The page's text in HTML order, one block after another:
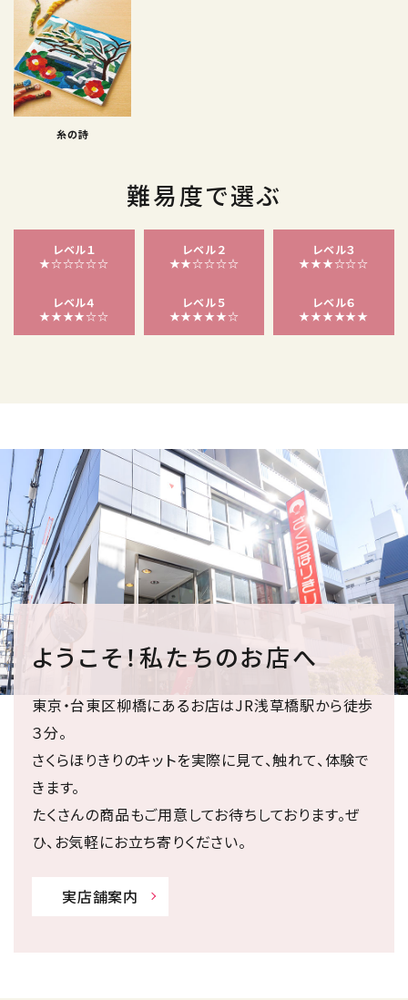
糸の詩
難易度で選ぶ
レベル１
★☆☆☆☆☆
レベル２
★★☆☆☆☆
レベル３
★★★☆☆☆
レベル４
★★★★☆☆
レベル５
★★★★★☆
レベル６
★★★★★★
ようこそ！私たちのお店へ
東京・台東区柳橋にあるお店はJR浅草橋駅から徒歩
３分。
さくらほりきりのキットを実際に見て、触れて、体験で
きます。
たくさんの商品もご用意してお待ちしております。ぜ
ひ、お気軽にお立ち寄りください。
実店舗案内